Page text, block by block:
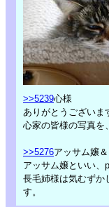
>>5239心様
ありがとうございま
心家の皆様の写真を
>>5276アッサム嬢
アッサム嬢といい、
長毛姉様は気むずか
す。